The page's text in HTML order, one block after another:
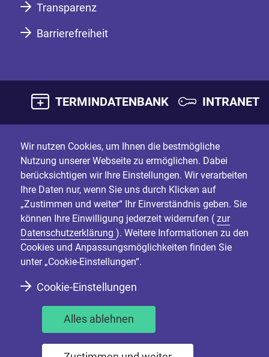
Transparenz
Barrierefreiheit
TERMINDATENBANK INTRANET
Wir nutzen Cookies, um Ihnen die bestmögliche
Nutzung unserer Webseite zu ermöglichen. Dabei
berücksichtigen wir Ihre Einstellungen. Wir verarbeiten
Ihre Daten nur, wenn Sie uns durch Klicken auf
„Zustimmen und weiter“ Ihr Einverständnis geben. Sie
können Ihre Einwilligung jederzeit widerrufen ( zur
Datenschutzerklärung ). Weitere Informationen zu den
Cookies und Anpassungsmöglichkeiten finden Sie
unter „Cookie-Einstellungen“.
Cookie-Einstellungen
Alles ablehnen